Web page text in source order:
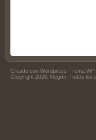
Creado con Wordpress | Tema WP
Copyright 2026. Negrín. Todos los